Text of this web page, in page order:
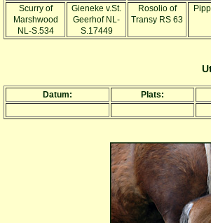
Scurry of
Marshwood
NL-S.534
Gieneke v.St.
Geerhof NL-
S.17449
Rosolio of
Transy RS 63
Datum: Plats: